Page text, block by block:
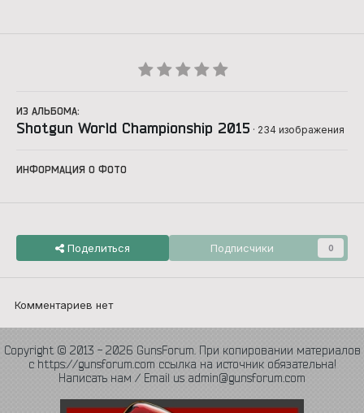
ИЗ АЛЬБОМА:
Shotgun World Championship 2015 · 234 изображения
ИНФОРМАЦИЯ О ФОТО
Поделиться Подписчики 0
Комментариев нет
Copyright © 2013 - 2026 GunsForum. При копировании материалов
с https://gunsforum.com ссылка на источник обязательна!
Написать нам / Email us admin@gunsforum.com